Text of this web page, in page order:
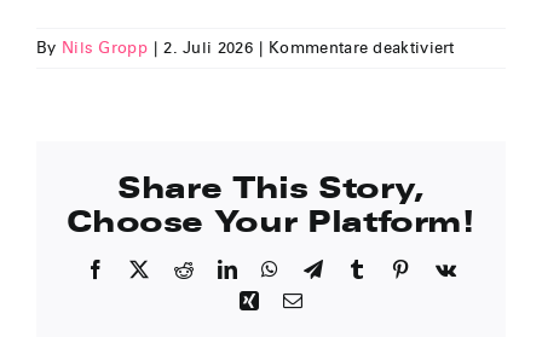
By Nils Gropp | 2. Juli 2026 | Kommentare deaktiviertfür
Share This Story,
Choose Your Platform!
Facebook RedditLinkedInWhatsApp
TelegramTumblr Pinterest
Vk
XingEmail